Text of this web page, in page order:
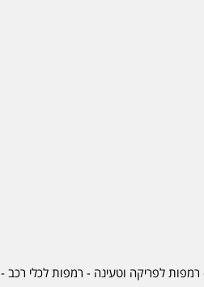
רמפות לפריקה וטעינה - רמפות לכלי רכב -